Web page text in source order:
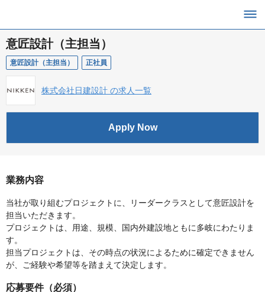
意匠設計（主担当）
意匠設計（主担当） 正社員
株式会社日建設計 の求人一覧
Apply Now
業務内容
当社が取り組むプロジェクトに、リーダークラスとして意匠設計を
担当いただきます。
プロジェクトは、用途、規模、国内外建設地ともに多岐にわたりま
す。
担当プロジェクトは、その時点の状況によるために確定できません
が、ご経験や希望等を踏まえて決定します。
応募要件（必須）